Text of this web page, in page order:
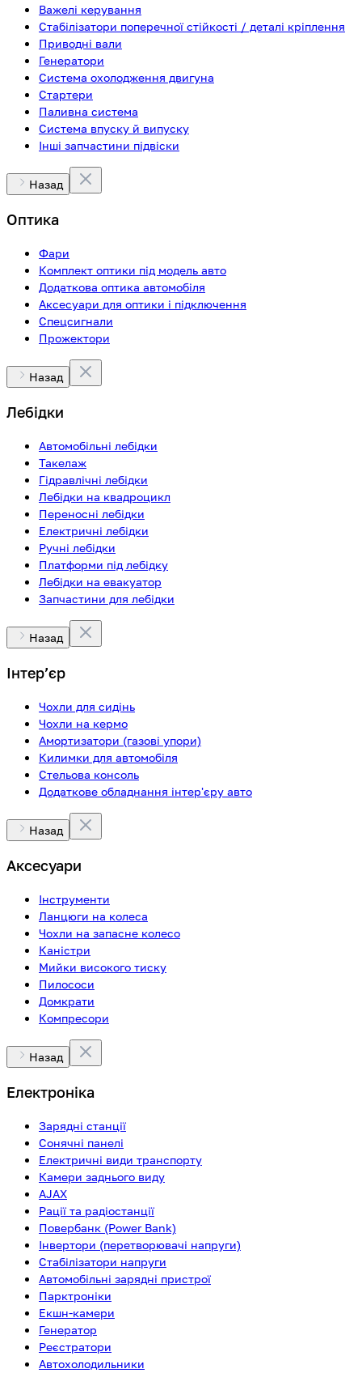
Важелі керування
Стабілізатори поперечної стійкості / деталі кріплення
Приводні вали
Генератори
Система охолодження двигуна
Стартери
Паливна система
Система впуску й випуску
Інші запчастини підвіски
Назад
Оптика
Фари
Комплект оптики під модель авто
Додаткова оптика автомобіля
Аксесуари для оптики і підключення
Спецсигнали
Прожектори
Назад
Лебідки
Автомобільні лебідки
Такелаж
Гідравлічні лебідки
Лебідки на квадроцикл
Переносні лебідки
Електричні лебідки
Ручні лебідки
Платформи під лебідку
Лебідки на евакуатор
Запчастини для лебідки
Назад
Інтерʼєр
Чохли для сидінь
Чохли на кермо
Амортизатори (газові упори)
Килимки для автомобіля
Стельова консоль
Додаткове обладнання інтер'єру авто
Назад
Аксесуари
Інструменти
Ланцюги на колеса
Чохли на запасне колесо
Каністри
Мийки високого тиску
Пилососи
Домкрати
Компресори
Назад
Електроніка
Зарядні станції
Сонячні панелі
Електричні види транспорту
Камери заднього виду
AJAX
Рації та радіостанції
Повербанк (Power Bank)
Інвертори (перетворювачі напруги)
Стабілізатори напруги
Автомобільні зарядні пристрої
Парктроніки
Екшн-камери
Генератор
Реєстратори
Автохолодильники